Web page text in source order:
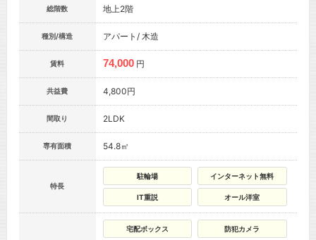
総階数 地上2階
種別/構造 アパート/ 木造
賃料 74,000 円
共益費 4,800円
間取り 2LDK
専有面積 54.8㎡
特長
駐輪場 インターネット無料
IT重説 オール洋室
宅配ボックス 防犯カメラ